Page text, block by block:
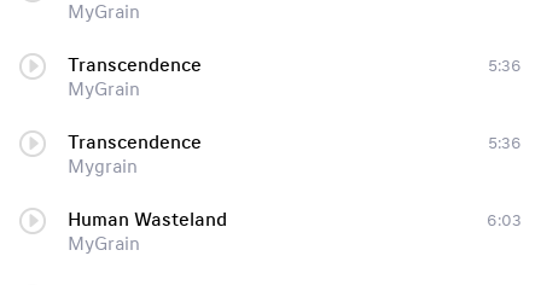
MyGrain
Transcendence
MyGrain
5:36
Transcendence
Mygrain
5:36
Human Wasteland
MyGrain
6:03